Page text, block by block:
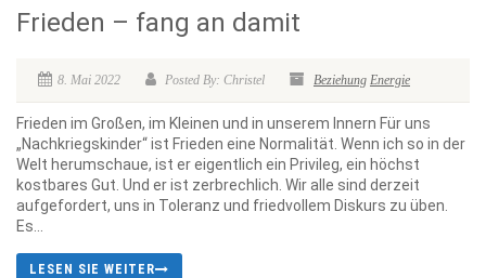
Frieden – fang an damit
8. Mai 2022 Posted By: Christel Beziehung Energie
Frieden im Großen, im Kleinen und in unserem Innern Für uns
„Nachkriegskinder“ ist Frieden eine Normalität. Wenn ich so in der
Welt herumschaue, ist er eigentlich ein Privileg, ein höchst
kostbares Gut. Und er ist zerbrechlich. Wir alle sind derzeit
aufgefordert, uns in Toleranz und friedvollem Diskurs zu üben.
Es...
LESEN SIE WEITER